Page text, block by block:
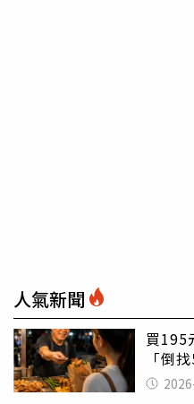
人氣新聞
買195
「倒
灣